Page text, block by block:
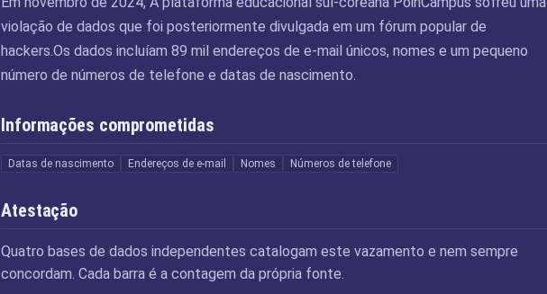
violação de dados que foi posteriormente divulgada em um fórum popular de
hackers.Os dados incluíam 89 mil endereços de e-mail únicos, nomes e um pequeno
número de números de telefone e datas de nascimento.
Informações comprometidas
Datas de nascimento Endereços de e-mail Nomes Números de telefone
Atestação
Quatro bases de dados independentes catalogam este vazamento e nem sempre
concordam. Cada barra é a contagem da própria fonte.